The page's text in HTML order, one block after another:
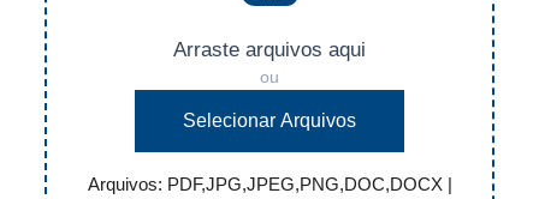
Arraste arquivos aqui
ou
Selecionar Arquivos
Arquivos: PDF,JPG,JPEG,PNG,DOC,DOCX |